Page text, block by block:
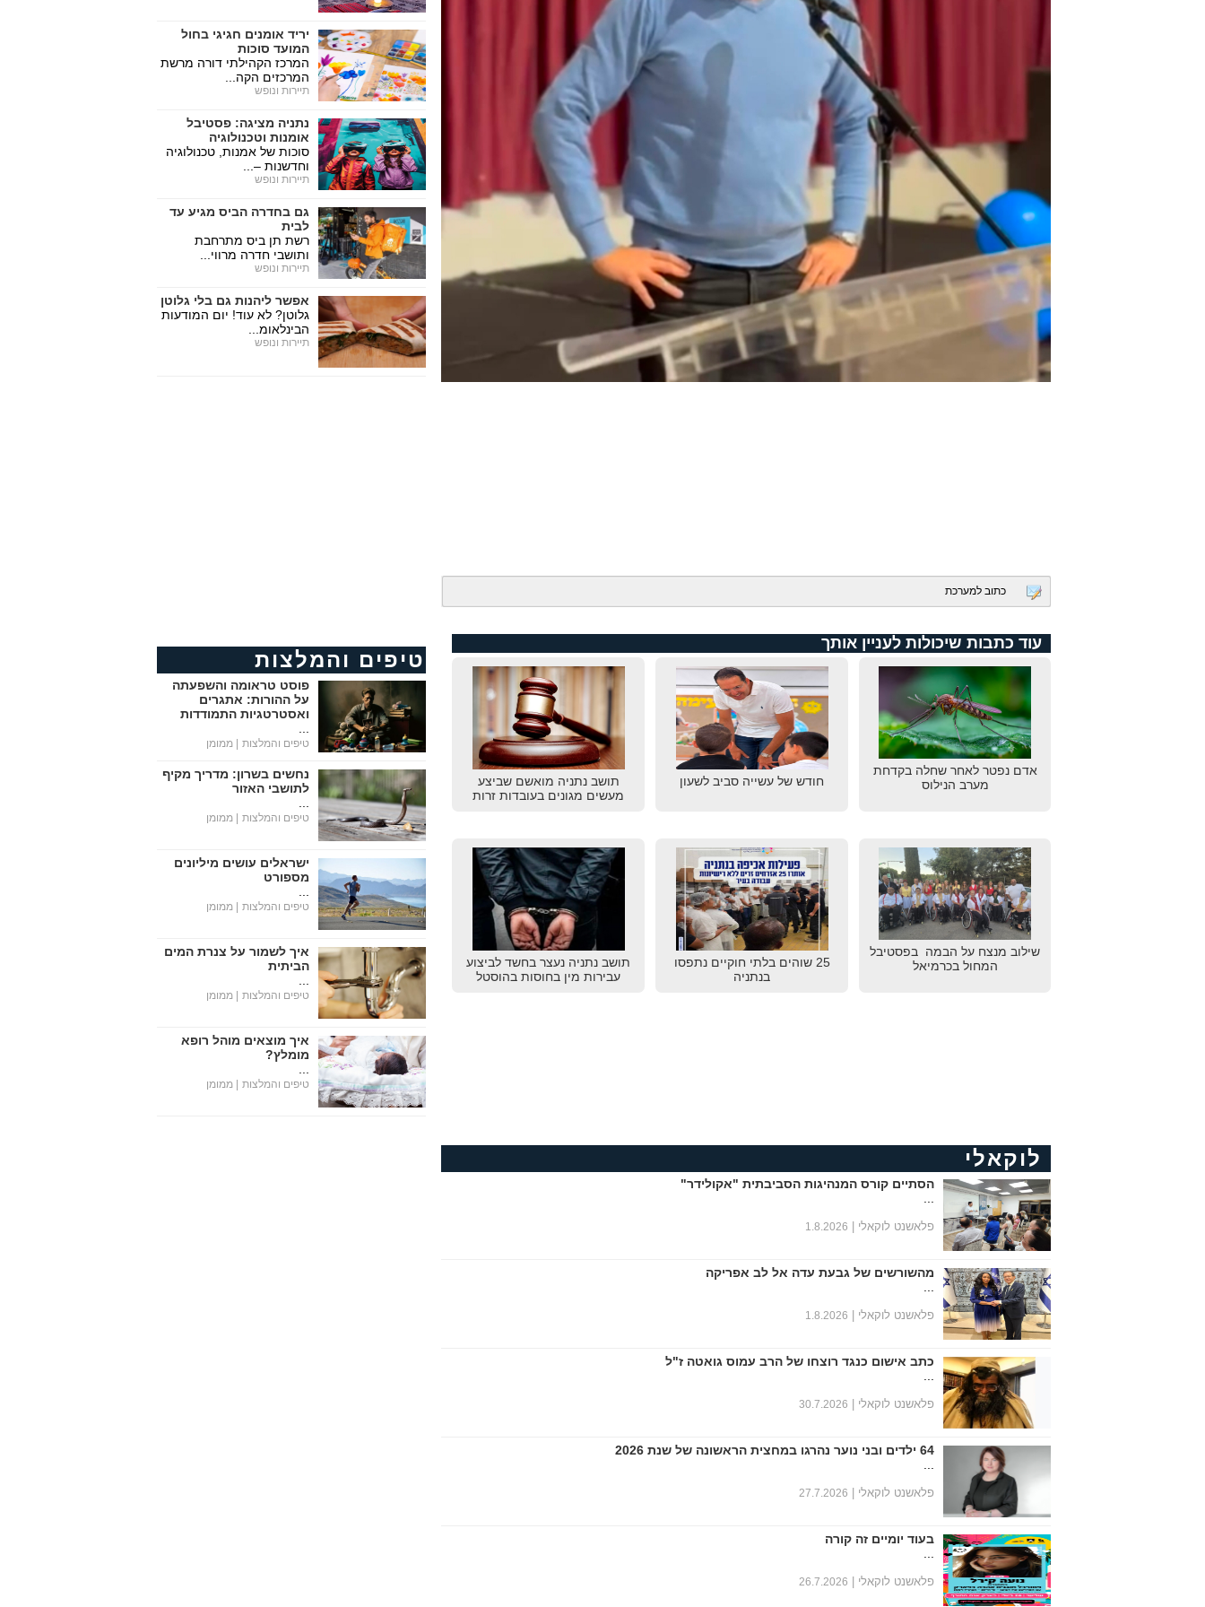
כתוב למערכת
עוד כתבות שיכולות לעניין אותך
אדם נפטר לאחר שחלה בקדחת
מערב הנילוס
חודש של עשייה סביב לשעון
תושב נתניה מואשם שביצע
מעשים מגונים בעובדות זרות
שילוב מנצח על הבמה בפסטיבל
המחול בכרמיאל
25 שוהים בלתי חוקיים נתפסו
בנתניה
תושב נתניה נעצר בחשד לביצוע
עבירות מין בחוסות בהוסטל
לוקאלי
הסתיים קורס המנהיגות הסביבתית "אקולידר"
פלאשנט לוקאלי | 1.8.2026
מהשורשים של גבעת עדה אל לב אפריקה
פלאשנט לוקאלי | 1.8.2026
כתב אישום כנגד רוצחו של הרב עמוס גואטה ז"ל
פלאשנט לוקאלי | 30.7.2026
64 ילדים ובני נוער נהרגו במחצית הראשונה של שנת 2026
פלאשנט לוקאלי | 27.7.2026
בעוד יומיים זה קורה
פלאשנט לוקאלי | 26.7.2026
יריד אומנים חגיגי בחול
המועד סוכות
המרכז הקהילתי דורה מרשת
המרכזים הקה...
תיירות ונופש
נתניה מציגה: פסטיבל
אומנות וטכנולוגיה
סוכות של אמנות, טכנולוגיה
וחדשנות –...
תיירות ונופש
גם בחדרה הביס מגיע עד
לבית
רשת תן ביס מתרחבת
ותושבי חדרה מרווי...
תיירות ונופש
אפשר ליהנות גם בלי גלוטן
גלוטן? לא עוד! יום המודעות
הבינלאומ...
תיירות ונופש
טיפים והמלצות
פוסט טראומה והשפעתה
על ההורות: אתגרים
ואסטרטגיות התמודדות
טיפים והמלצות | ממומן
נחשים בשרון: מדריך מקיף
לתושבי האזור
טיפים והמלצות | ממומן
ישראלים עושים מיליונים
מספורט
טיפים והמלצות | ממומן
איך לשמור על צנרת המים
הביתית
טיפים והמלצות | ממומן
איך מוצאים מוהל רופא
מומלץ?
טיפים והמלצות | ממומן